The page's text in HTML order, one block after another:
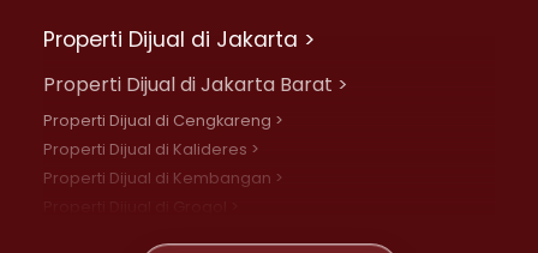
Properti Dijual di Jakarta >
Properti Dijual di Jakarta Barat >
Properti Dijual di Cengkareng >
Properti Dijual di Kalideres >
Properti Dijual di Kembangan >